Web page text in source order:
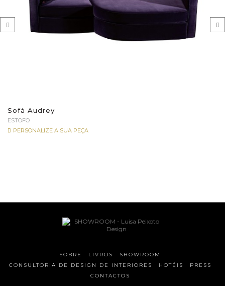
Sofá Audrey
ESTOFO
PERSONALIZE A SUA PEÇA
SOBRE LIVROS
SHOWROOM
CONSULTORIA DE DESIGN DE INTERIORES
HOTÉIS
PRESS
CONTACTOS